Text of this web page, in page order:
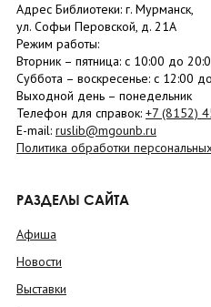
Адрес Библиотеки: г. Мурманск,
ул. Софьи Перовской, д. 21А
Режим работы:
Вторник – пятница: с 10:00 до
Суббота – воскресенье: c 12:00
Выходной день – понедельник
Телефон для справок: +7 (8152)
E-mail: ruslib@mgounb.ru
Политика обработки
РАЗДЕЛЫ САЙТА
Афиша
Новости
Выставки